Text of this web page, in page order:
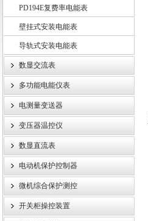
江苏斯菲尔电气股份有限公司
PD194E复费率电能表
壁挂式安装电能表
导轨式安装电能表
数显交流表
多功能电能仪表
电测量变送器
变压器温控仪
数显直流表
电动机保护控制器
微机综合保护测控
开关柜操控装置